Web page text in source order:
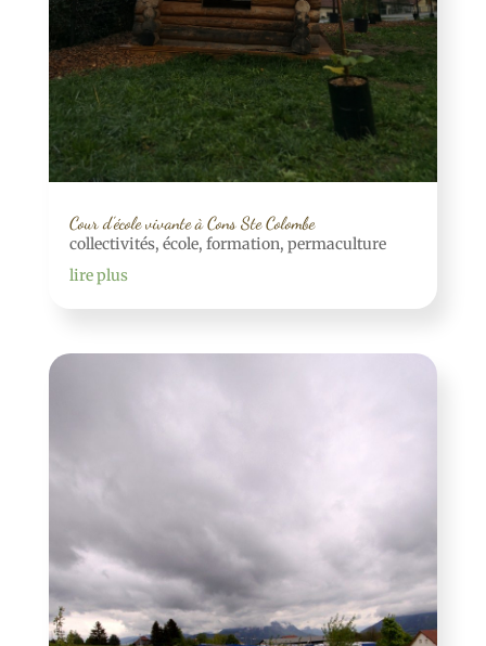
Cour d’école vivante à Cons Ste Colombe
collectivités, école, formation, permaculture
lire plus